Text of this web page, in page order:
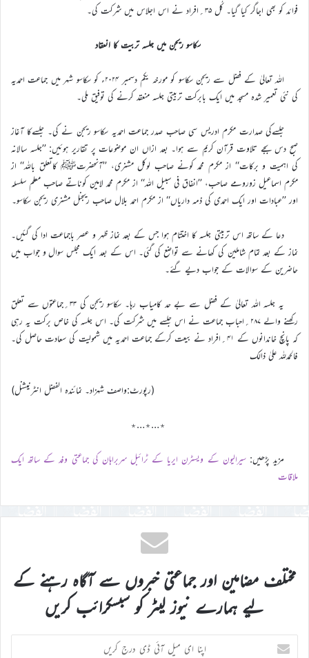
فوائد کو بھی اجاگر کیا گیا۔ کُل ۳۵؍افراد نے اس اجلاس میں شرکت کی۔
سکاسو ریجن میں جلسہ تربیت کا انعقاد
اللہ تعالیٰ کے فضل سے ریجن سکاسو کو مورخہ یکم دسمبر ۲۰۲۴ء کو سکاسو شہر میں جماعت احمدیہ
کی نئی تعمیر شدہ مسجد میں ایک بابرکت تربیتی جلسہ منعقد کرنے کی توفیق ملی۔
جلسےکی صدارت مکرم ادریس سی صاحب صدر جماعت احمدیہ سکاسو ریجن نے کی۔ جلسےکا آغاز
صبح دس بجے تلاوت قرآن کریم سے ہوا۔ بعد ازاں ان موضوعات پر تقاریر ہوئیں: ’’جلسہ سالانہ
کی اہمیت و برکات‘‘ از مکرم محمد کونے صاحب لوکل مشنری، ’’آنحضرتﷺ کاتعلق باللہ‘‘ از
مکرم اسماعیل زورومے صاحب، ’’انفاق فی سبیل اللہ‘‘ از مکرم محمد لامین کوناتے صاحب معلم سلسلہ
اور ’’عبادات اور ایک احمدی کی ذمہ داریاں‘‘ از مکرم احمد بلال صاحب ریجنل مشنری ریجن سکاسو۔
دعا کے ساتھ اس تربیتی جلسہ کا اختتام ہوا جس کے بعد نماز ظہر و عصر باجماعت ادا کی گئیں۔
نماز کے بعد تمام شاملین کی کھانے سے تواضع کی گئی۔ اس کے بعد ایک مجلس سوال و جواب میں
حاضرین کے سوالات کے جواب دیے گئے۔
یہ جلسہ اللہ تعالیٰ کے فضل سے بے حد کامیاب رہا۔ سکاسو ریجن کی ۳۳؍جماعتوں سے تعلق
رکھنے والے ۲۸۷؍احباب جماعت نے اس جلسے میں شرکت کی۔ اس جلسہ کی خاص برکت یہ رہی
کہ پانچ خاندانوں کے ۴۱؍افراد نے بیعت کرکے جماعت احمدیہ میں شمولیت کی سعادت حاصل کی۔
فالحمدللہ علیٰ ذالک
(رپورٹ:واصف شہزاد۔ نمائندہ الفضل انٹرنیشنل)
٭…٭…٭
مزید پڑھیں:سیرالیون کے ویسٹرن ایریا کے ٹرائبل سربراہان کی جماعتی وفد کے ساتھ ایک
ملاقات
مختلف مضامین اور جماعتی خبروں سے آگاہ رہنے کے
لیے ہمارے نیوز لیٹر کو سبسکرائب کریں
اپنا